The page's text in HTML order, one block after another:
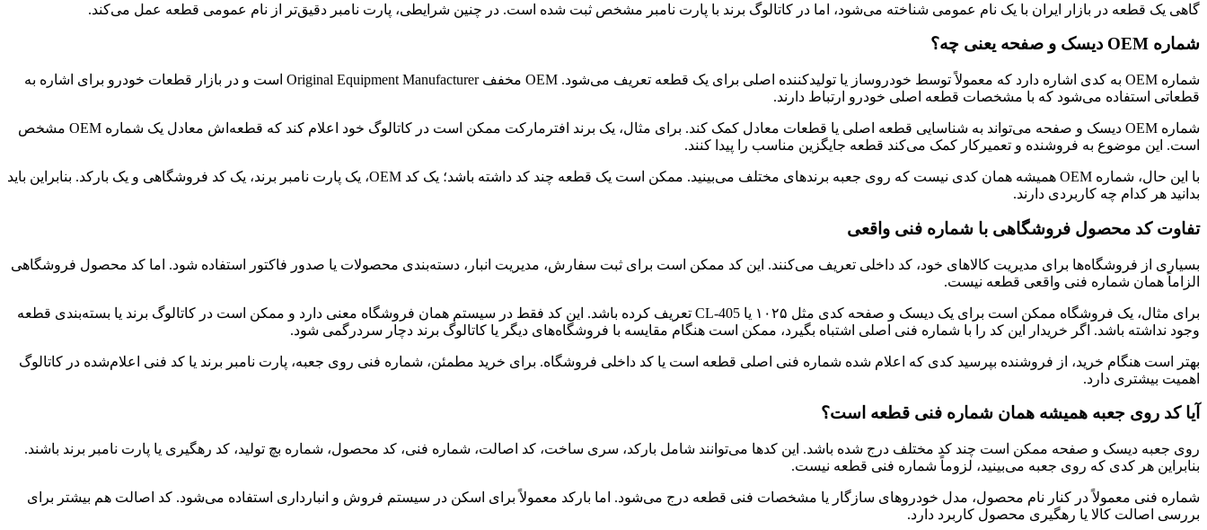
گاهی یک قطعه در بازار ایران با یک نام عمومی شناخته می‌شود، اما در کاتالوگ برند با پارت نامبر مشخص ثبت شده است. در چنین شرایطی، پارت نامبر دقیق‌تر از نام عمومی قطعه عمل می‌کند.
شماره OEM دیسک و صفحه یعنی چه؟
شماره OEM به کدی اشاره دارد که معمولاً توسط خودروساز یا تولیدکننده اصلی برای یک قطعه تعریف می‌شود. OEM مخفف Original Equipment Manufacturer است و در بازار قطعات خودرو برای اشاره به
قطعاتی استفاده می‌شود که با مشخصات قطعه اصلی خودرو ارتباط دارند.
شماره OEM دیسک و صفحه می‌تواند به شناسایی قطعه اصلی یا قطعات معادل کمک کند. برای مثال، یک برند افترمارکت ممکن است در کاتالوگ خود اعلام کند که قطعه‌اش معادل یک شماره OEM مشخص
است. این موضوع به فروشنده و تعمیرکار کمک می‌کند قطعه جایگزین مناسب را پیدا کنند.
با این حال، شماره OEM همیشه همان کدی نیست که روی جعبه برندهای مختلف می‌بینید. ممکن است یک قطعه چند کد داشته باشد؛ یک کد OEM، یک پارت نامبر برند، یک کد فروشگاهی و یک بارکد. بنابراین باید
بدانید هر کدام چه کاربردی دارند.
تفاوت کد محصول فروشگاهی با شماره فنی واقعی
بسیاری از فروشگاه‌ها برای مدیریت کالاهای خود، کد داخلی تعریف می‌کنند. این کد ممکن است برای ثبت سفارش، مدیریت انبار، دسته‌بندی محصولات یا صدور فاکتور استفاده شود. اما کد محصول فروشگاهی
الزاماً همان شماره فنی واقعی قطعه نیست.
برای مثال، یک فروشگاه ممکن است برای یک دیسک و صفحه کدی مثل ۱۰۲۵ یا CL-405 تعریف کرده باشد. این کد فقط در سیستم همان فروشگاه معنی دارد و ممکن است در کاتالوگ برند یا بسته‌بندی قطعه
وجود نداشته باشد. اگر خریدار این کد را با شماره فنی اصلی اشتباه بگیرد، ممکن است هنگام مقایسه با فروشگاه‌های دیگر یا کاتالوگ برند دچار سردرگمی شود.
بهتر است هنگام خرید، از فروشنده بپرسید کدی که اعلام شده شماره فنی اصلی قطعه است یا کد داخلی فروشگاه. برای خرید مطمئن، شماره فنی روی جعبه، پارت نامبر برند یا کد فنی اعلام‌شده در کاتالوگ
اهمیت بیشتری دارد.
آیا کد روی جعبه همیشه همان شماره فنی قطعه است؟
روی جعبه دیسک و صفحه ممکن است چند کد مختلف درج شده باشد. این کدها می‌توانند شامل بارکد، سری ساخت، کد اصالت، شماره فنی، کد محصول، شماره بچ تولید، کد رهگیری یا پارت نامبر برند باشند.
بنابراین هر کدی که روی جعبه می‌بینید، لزوماً شماره فنی قطعه نیست.
شماره فنی معمولاً در کنار نام محصول، مدل خودروهای سازگار یا مشخصات فنی قطعه درج می‌شود. اما بارکد معمولاً برای اسکن در سیستم فروش و انبارداری استفاده می‌شود. کد اصالت هم بیشتر برای
بررسی اصالت کالا یا رهگیری محصول کاربرد دارد.